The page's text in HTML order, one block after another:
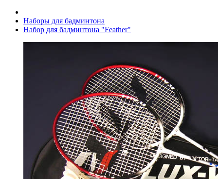
Наборы для бадминтона
Набор для бадминтона "Feather"